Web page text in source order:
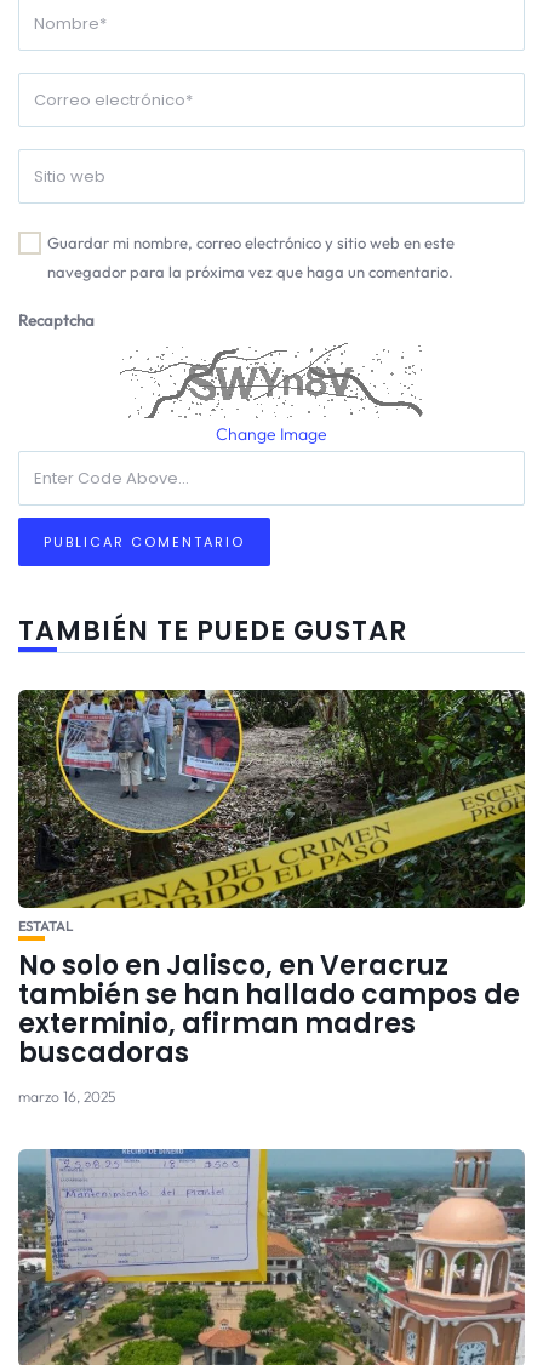
Guardar mi nombre, correo electrónico y sitio web en este
navegador para la próxima vez que haga un comentario.
Recaptcha
Change Image
TAMBIÉN TE PUEDE GUSTAR
ESTATAL
No solo en Jalisco, en Veracruz
también se han hallado campos de
exterminio, afirman madres
buscadoras
marzo 16, 2025